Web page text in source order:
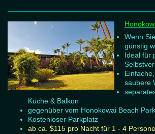
Wenn
günstig
Ideal für
saubere
Küche & Balkon
gegenüber vom Honokowai Beach Park
Kostenloser Parkplatz
ab ca. $115 pro Nacht für 1 - 4